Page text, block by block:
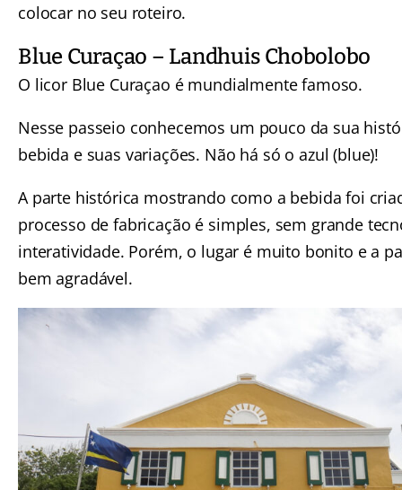
colocar no seu roteiro.
Blue Curaçao – Landhuis Chobolobo
O licor Blue Curaçao é mundialmente famoso.
Nesse passeio conhecemos um pouco da sua
bebida e suas variações. Não há só o azul (blue)!
A parte histórica mostrando como a bebida foi
processo de fabricação é simples, sem grande
interatividade. Porém, o lugar é muito bonito e a
bem agradável.